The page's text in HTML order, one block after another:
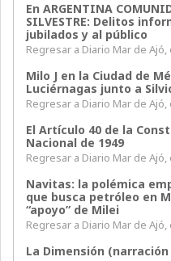
En ARGENTINA
SILVESTRE: Delitos
jubilados y al público
Regresar a Diario Mar de Ajó,
Milo J en la Ciudad de
Luciérnagas junto a
Regresar a Diario Mar de Ajó,
El Artículo 40 de la
Nacional de 1949
Regresar a Diario Mar de Ajó,
Navitas: la polémica
que busca petróleo en
“apoyo” de Milei
Regresar a Diario Mar de Ajó,
La Dimensión